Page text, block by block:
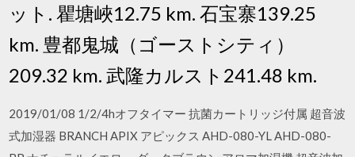
ット. 瞿塘峽12.75 km. 石宝寨139.25
km. 豊都鬼城（ゴーストシティ）
209.32 km. 武隆カルスト241.48 km.
2019/01/08 1/2/4hオフタイマー 抗菌カートリッジ付属 超音波
式加湿器 BRANCH APIX アピックス AHD-080-YL AHD-080-